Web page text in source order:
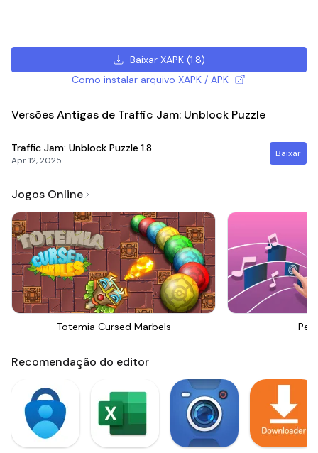
Baixar XAPK(1.8)
Como instalar arquivo XAPK / APK
Versões Antigas de Traffic Jam: Unblock Puzzle
Traffic Jam: Unblock Puzzle 1.8
Apr 12, 2025
Baixar
Jogos Online
Totemia Cursed Marbels
Recomendação do editor